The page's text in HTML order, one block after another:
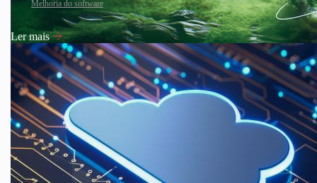
Melhoria do software
Ler mais